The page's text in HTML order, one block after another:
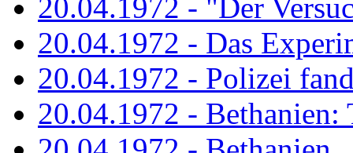
20.04.1972 - "Der
20.04.1972 - Das
20.04.1972 - Polizei
20.04.1972 - Bethanien: